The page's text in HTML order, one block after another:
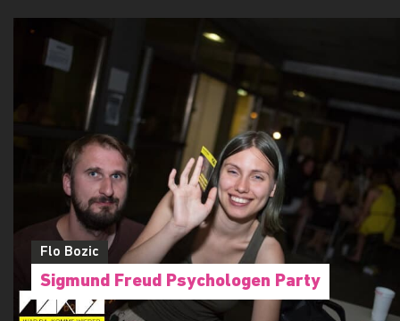
Flo Bozic
Sigmund Freud Psychologen Party